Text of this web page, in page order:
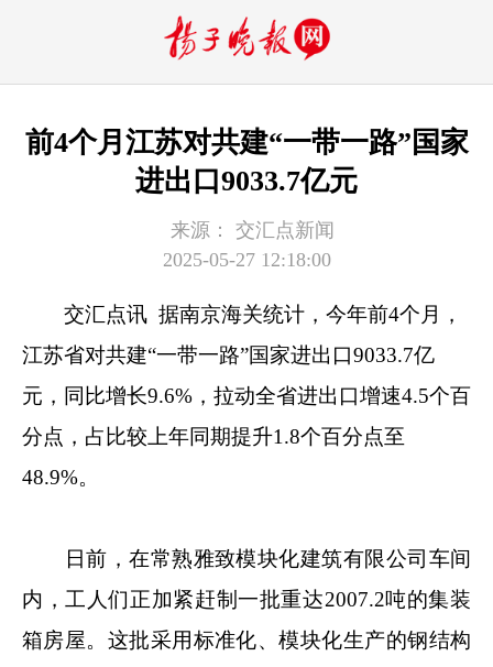
前4个月江苏对共建“一带一路”国家
进出口9033.7亿元
来源：
交汇点新闻
2025-05-27 12:18:00
交汇点讯 据南京海关统计，今年前4个月，
江苏省对共建“一带一路”国家进出口9033.7亿
元，同比增长9.6%，拉动全省进出口增速4.5个百
分点，占比较上年同期提升1.8个百分点至
48.9%。
日前，在常熟雅致模块化建筑有限公司车间
内，工人们正加紧赶制一批重达2007.2吨的集装
箱房屋。这批采用标准化、模块化生产的钢结构